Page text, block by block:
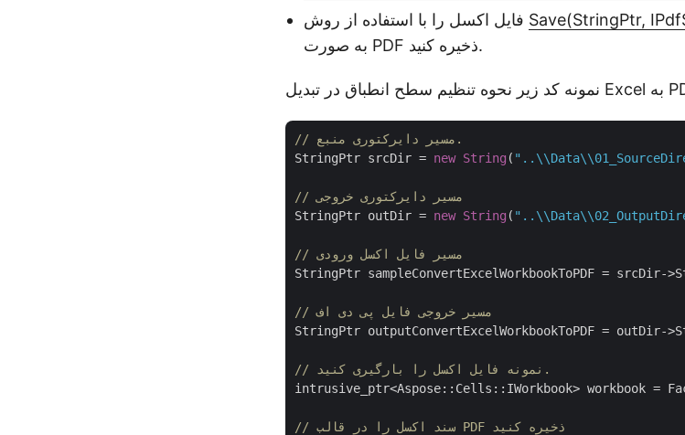
Save(StringPtr,
به صورت PDF ذخیره کنید.
// مسیر دایرکتوری منبع.
StringPtr srcDir = new String (
// مسیر دایرکتوری خروجی
StringPtr outDir = new String (
// مسیر فایل اکسل ورودی
StringPtr sampleConvertExcelWorkbookToPDF = srcDir-
// مسیر خروجی فایل پی دی اف
StringPtr outputConvertExcelWorkbookToPDF = outDir-
// نمونه فایل اکسل را بارگیری کنید.
intrusive_ptr<Aspose::Cells::IWorkbook> workbook =
// سند اکسل را در قالب PDF ذخیره کنید